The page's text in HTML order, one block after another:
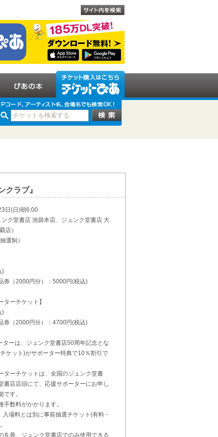
クラブ』
日(日)朝6:00
ク堂書店 池袋本店、ジュンク堂書店 大
店）
選制）
)
券（2000円分）：5000円(税込)
ーチケット】
)
券（2000円分）：4700円(税込)
ーは、ジュンク堂書店50周年記念とな
ケット)がサポーター特典で10％割引で
ーチケットは、全国のジュンク堂書
書店店頭にて、応援サポーターにお申し
す。
数料がかかります。
場料とは別に事前抽選チケット(有料・
善、ジュンク堂書店でのみ使用できる